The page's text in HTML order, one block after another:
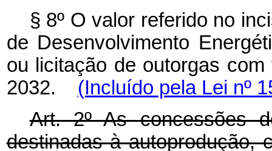
§ 8º O valor referido no
de Desenvolvimento
ou licitação de outorgas
2032. (Incluído pela Lei nº
Art. 2º As concessões
destinadas à autoprodução,